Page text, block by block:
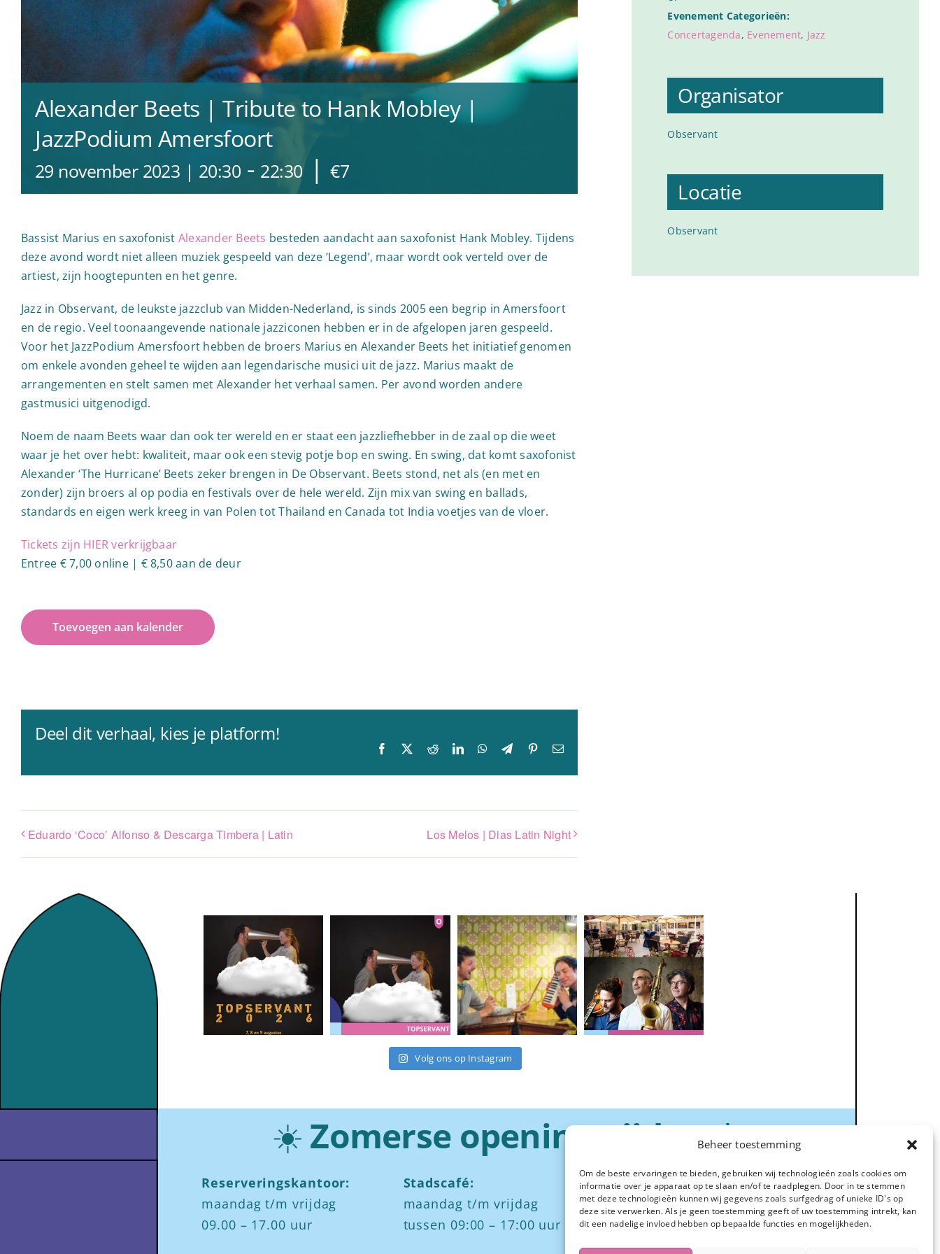
Beheer toestemming
Om de beste ervaringen te bieden, gebruiken wij technologieën zoals cookies om
informatie over je apparaat op te slaan en/of te raadplegen. Door in te stemmen
met deze technologieën kunnen wij gegevens zoals surfgedrag of unieke ID's op
deze site verwerken. Als je geen toestemming geeft of uw toestemming intrekt, kan
dit een nadelige invloed hebben op bepaalde functies en mogelijkheden.
Alexander Beets | Tribute to Hank Mobley |
JazzPodium Amersfoort
29 november 2023 | 20:30 - 22:30 | €7
Bassist Marius en saxofonist Alexander Beets besteden aandacht aan saxofonist Hank Mobley. Tijdens
deze avond wordt niet alleen muziek gespeeld van deze ‘Legend’, maar wordt ook verteld over de
artiest, zijn hoogtepunten en het genre.
Jazz in Observant, de leukste jazzclub van Midden-Nederland, is sinds 2005 een begrip in Amersfoort
en de regio. Veel toonaangevende nationale jazziconen hebben er in de afgelopen jaren gespeeld.
Voor het JazzPodium Amersfoort hebben de broers Marius en Alexander Beets het initiatief genomen
om enkele avonden geheel te wijden aan legendarische musici uit de jazz. Marius maakt de
arrangementen en stelt samen met Alexander het verhaal samen. Per avond worden andere
gastmusici uitgenodigd.
Noem de naam Beets waar dan ook ter wereld en er staat een jazzliefhebber in de zaal op die weet
waar je het over hebt: kwaliteit, maar ook een stevig potje bop en swing. En swing, dat komt saxofonist
Alexander ‘The Hurricane’ Beets zeker brengen in De Observant. Beets stond, net als (en met en
zonder) zijn broers al op podia en festivals over de hele wereld. Zijn mix van swing en ballads,
standards en eigen werk kreeg in van Polen tot Thailand en Canada tot India voetjes van de vloer.
Tickets zijn HIER verkrijgbaar
Entree € 7,00 online | € 8,50 aan de deur
Toevoegen aan kalender
Deel dit verhaal, kies je platform!
Facebook RedditLinkedInWhatsApp
TelegramPinterest
E-
Eduardo ‘Coco’ Alfonso & Descarga Timbera | Latin Los Melos | Dias Latin Night
Evenement Categorieën:
Concertagenda, Evenement, Jazz
Organisator
Observant
Locatie
Observant
Volg ons op Instagram
☀️ Zomerse openingstijden☀️
Reserveringskantoor:
maandag t/m vrijdag
09.00 – 17.00 uur
Stadscafé:
maandag t/m vrijdag
tussen 09:00 – 17:00 uur
Zaalverhuur:
Iedere dag
ochtend: 08.00 tot 12.00
middag: 13.00 tot 17.00